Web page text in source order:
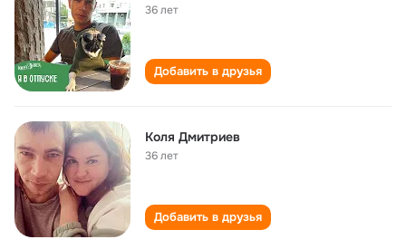
36 лет
Добавить в друзья
Коля Дмитриев
36 лет
Добавить в друзья